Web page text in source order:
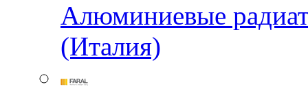
Алюминиевые
(Италия)